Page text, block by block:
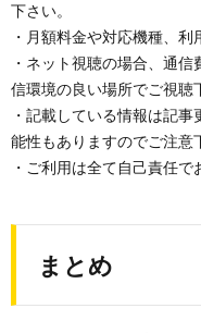
下さい。
・月額料金や対応機種、利
・ネット視聴の場合、通
信環境の良い場所でご視聴
・記載している情報は記
能性もありますのでご注意
・ご利用は全て自己責任で
まとめ